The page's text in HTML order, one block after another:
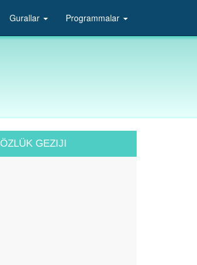
Gurallar Programmalar
GEZIJI